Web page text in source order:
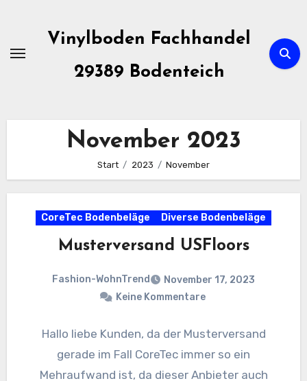
springen
Vinylboden Fachhandel
29389 Bodenteich
November 2023
Start 2023 November
CoreTec Bodenbeläge Diverse Bodenbeläge
Musterversand USFloors
Fashion-WohnTrend
November 17, 2023
Keine Kommentare
Hallo liebe Kunden, da der Musterversand
gerade im Fall CoreTec immer so ein
Mehraufwand ist, da dieser Anbieter auch